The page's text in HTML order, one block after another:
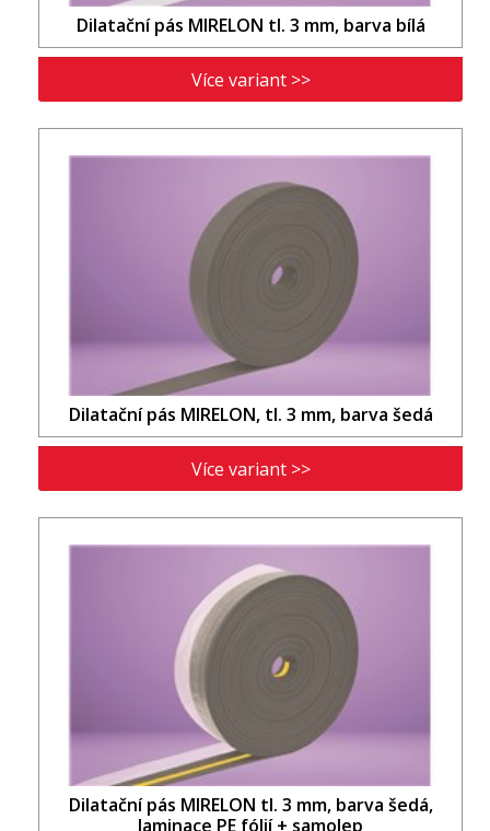
Dilatační pás MIRELON tl. 3 mm, barva bílá
Více variant >>
Dilatační pás MIRELON, tl. 3 mm, barva šedá
Více variant >>
Dilatační pás MIRELON tl. 3 mm, barva šedá,
laminace PE fólií + samolep